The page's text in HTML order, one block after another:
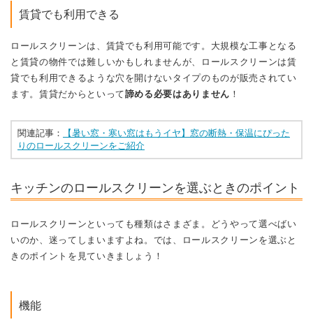
賃貸でも利用できる
ロールスクリーンは、賃貸でも利用可能です。大規模な工事となる
と賃貸の物件では難しいかもしれませんが、ロールスクリーンは賃
貸でも利用できるような穴を開けないタイプのものが販売されてい
ます。賃貸だからといって諦める必要はありません ！
関連記事：
【暑い窓・寒い窓はもうイヤ】窓の断熱・保温にぴった
りのロールスクリーンをご紹介
キッチンのロールスクリーンを選ぶときのポイント
ロールスクリーンといっても種類はさまざま。どうやって選べばい
いのか、迷ってしまいますよね。では、ロールスクリーンを選ぶと
きのポイントを見ていきましょう！
機能